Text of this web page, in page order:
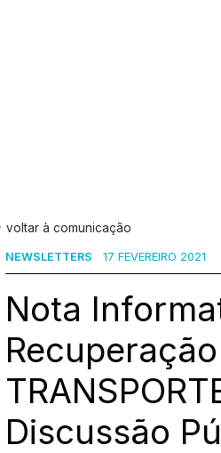
voltar à comunicação
NEWSLETTERS 17 FEVEREIRO 2021
Nota
Discussão